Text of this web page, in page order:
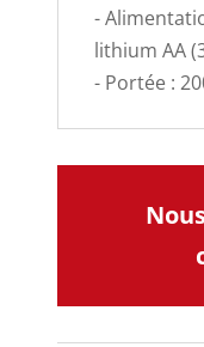
-
lithium AA
- Portée :